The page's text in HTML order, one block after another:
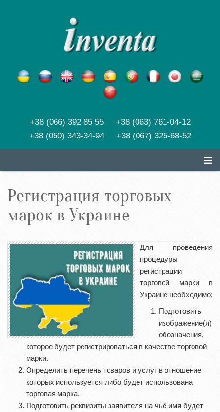
+38 (066) 392 85 55 +38 (063) 761-04-12
+38 (050) 343-34-94 +38 (067) 325-68-52
≡
Регистрация торговых
марок в Украине
Для проведения
процедуры
регистрации
торговой марки в
Украине необходимо:
Подготовить
изображение(я)
обозначения,
которое будет регистрироваться в качестве торговой
марки.
Определить перечень товаров и услуг в отношение
которых используется либо будет использована
торговая марка.
Подготовить реквизиты заявителя на чьё имя будет